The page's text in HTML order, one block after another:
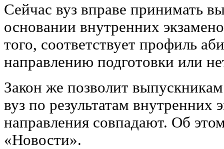
Сейчас вуз вправе принимать
основании внутренних
того, соответствует профиль
направлению подготовки или
Закон же позволит
вуз по результатам внутренних
направления совпадают. Об
«Новости».